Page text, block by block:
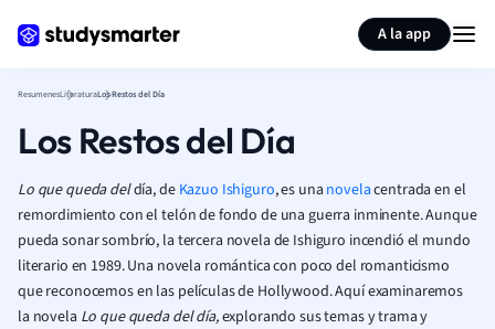
A la app
ResumenesLiteraturaLos Restos del Día
Los Restos del Día
Lo que queda deldía, de Kazuo Ishiguro, es una novelacentrada en el
remordimiento con el telón de fondo de una guerra inminente. Aunque
pueda sonar sombrío, la tercera novela de Ishiguro incendió el mundo
literario en 1989. Una novela romántica con poco del romanticismo
que reconocemos en las películas de Hollywood. Aquí examinaremos
la novela Lo que queda del día,explorando sus temas y trama y
Resumir página